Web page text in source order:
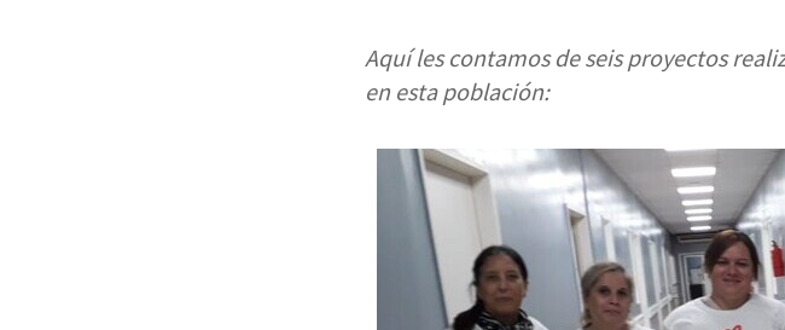
Aquí les contamos de seis proyectos
en esta población: